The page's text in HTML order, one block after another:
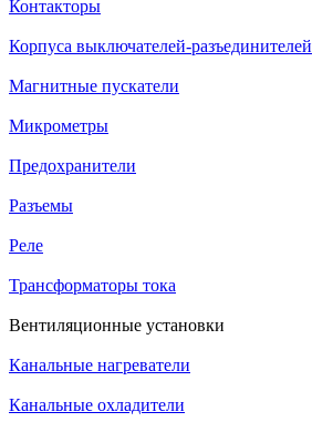
Контакторы
Корпуса выключателей-разъединителей
Магнитные пускатели
Микрометры
Предохранители
Разъемы
Реле
Трансформаторы тока
Вентиляционные установки
Канальные нагреватели
Канальные охладители